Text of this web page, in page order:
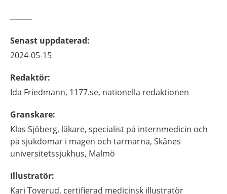
Senast uppdaterad:
2024-05-15
Redaktör:
Ida Friedmann, 1177.se, nationella redaktionen
Granskare:
Klas Sjöberg, läkare, specialist på internmedicin och
på sjukdomar i magen och tarmarna, Skånes
universitetssjukhus, Malmö
Illustratör:
Kari Toverud, certifierad medicinsk illustratör